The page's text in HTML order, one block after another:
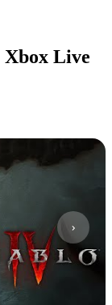
Xbox Live